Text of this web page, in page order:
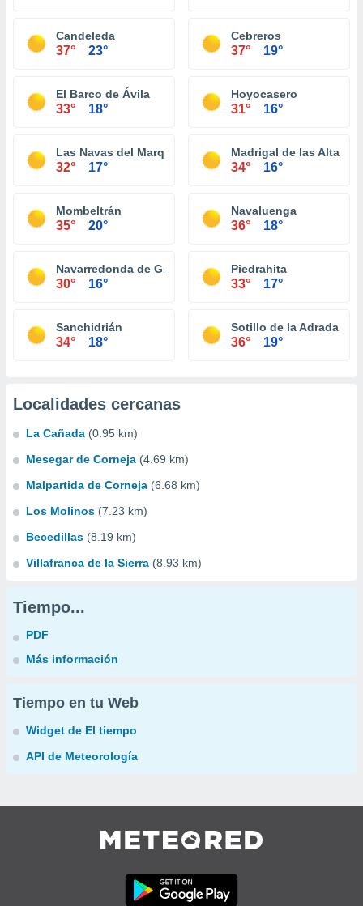
Candeleda
37° 23°
Cebreros
37° 19°
El Barco de Ávila
33° 18°
Hoyocasero
31° 16°
Las Navas del Marqués
32° 17°
Madrigal de las Altas
34° 16°
Mombeltrán
35° 20°
Navaluenga
36° 18°
Navarredonda de Gredos
30° 16°
Piedrahita
33° 17°
Sanchidrián
34° 18°
Sotillo de la Adrada
36° 19°
Localidades cercanas
La Cañada (0.95 km)
Mesegar de Corneja (4.69 km)
Malpartida de Corneja (6.68 km)
Los Molinos (7.23 km)
Becedillas (8.19 km)
Villafranca de la Sierra (8.93 km)
Tiempo...
PDF
Más información
Tiempo en tu Web
Widget de El tiempo
API de Meteorología